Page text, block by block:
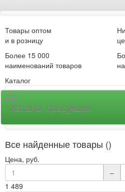
Товары оптом
и в розницу
Более 15 000
наименований товаров
Каталог
Каталог продукции
Все найденные товары ()
Цена, руб.
–
1 489